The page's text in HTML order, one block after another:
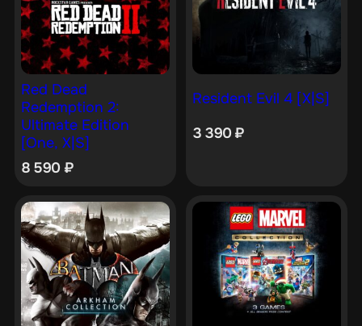
Red Dead
Redemption 2:
Ultimate Edition
[One, X|S]
8 590 ₽
Resident Evil 4 [X|S]
3 390₽